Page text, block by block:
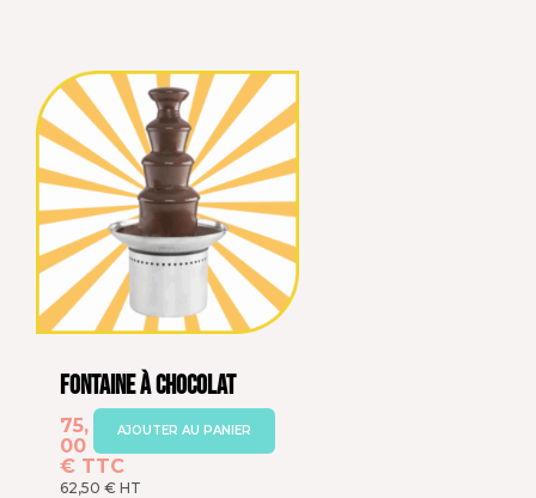
Fontaine à chocolat
AJOUTER AU PANIER
75,
00
€ TTC
62,50 € HT